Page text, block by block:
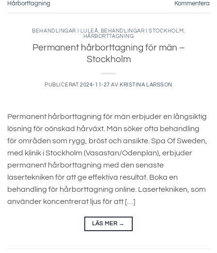
Hårborttagning
Kommentera
BEHANDLINGAR I LULEÅ BEHANDLINGAR I STOCKHOLM
HÅRBORTTAGNING
Permanent hårborttagning för män –
Stockholm
PUBLICERAT2024-11-27 AV KRISTINA LARSSON
Permanent hårborttagning för män erbjuder en långsiktig
lösning för oönskad hårväxt. Män söker ofta behandling
för områden som rygg, bröst och ansikte. Spa Of Sweden,
med klinik i Stockholm (Vasastan/Odenplan), erbjuder
permanent hårborttagning med den senaste
lasertekniken för att ge effektiva resultat. Boka en
behandling för hårborttagning online. Lasertekniken, som
använder koncentrerat ljus för att […]
LÄS MER →